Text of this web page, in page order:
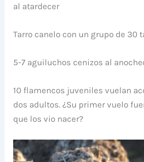
al atardecer
Tarro canelo con un grupo de 30
5-7 aguiluchos cenizos al
10 flamencos juveniles vuelan
dos adultos. ¿Su primer vuelo
que los vio nacer?